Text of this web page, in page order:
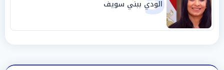
الودي ببني سويف